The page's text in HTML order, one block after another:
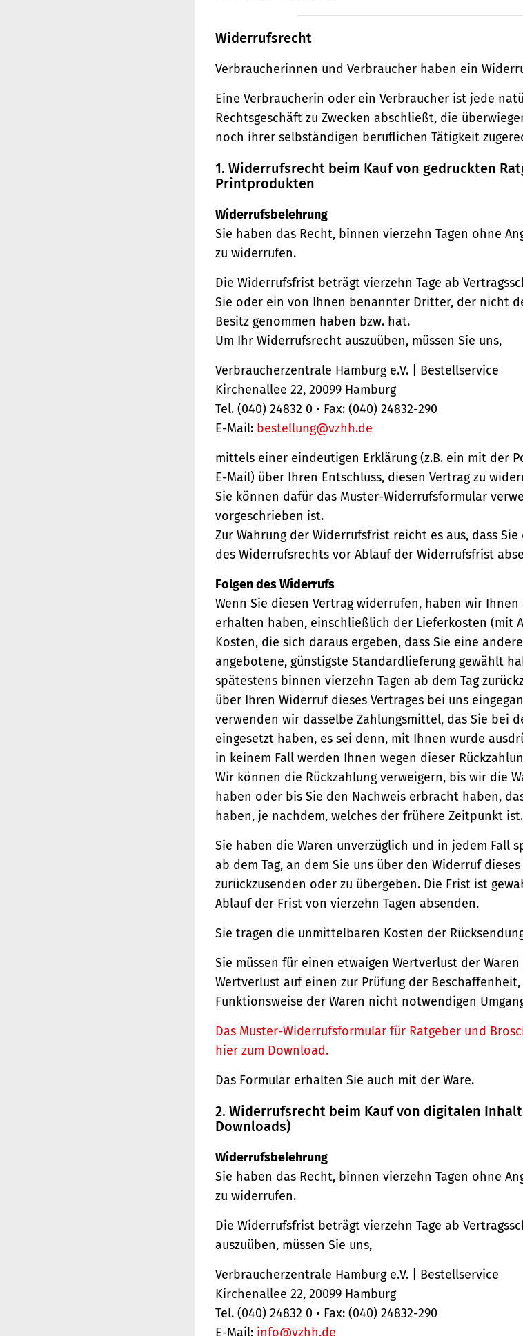
Widerrufsrecht
Verbraucherinnen und Verbraucher haben ein
Eine Verbraucherin oder ein Verbraucher ist jede
Rechtsgeschäft zu Zwecken abschließt, die
noch ihrer selbständigen beruflichen Tätigkeit
1. Widerrufsrecht beim Kauf von gedruckten
Printprodukten
Widerrufsbelehrung
Sie haben das Recht, binnen vierzehn Tagen ohne
zu widerrufen.
Die Widerrufsfrist beträgt vierzehn Tage ab
Sie oder ein von Ihnen benannter Dritter, der nicht
Besitz genommen haben bzw. hat.
Um Ihr Widerrufsrecht auszuüben, müssen Sie uns,
Verbraucherzentrale Hamburg e.V. | Bestellservice
Kirchenallee 22, 20099 Hamburg
Tel. (040) 24832 0 • Fax: (040) 24832-290
E-Mail: bestellung@vzhh.de
mittels einer eindeutigen Erklärung (z.B. ein mit der
E-Mail) über Ihren Entschluss, diesen Vertrag zu
Sie können dafür das Muster-Widerrufsformular
vorgeschrieben ist.
Zur Wahrung der Widerrufsfrist reicht es aus, dass
des Widerrufsrechts vor Ablauf der Widerrufsfrist
Folgen des Widerrufs
Wenn Sie diesen Vertrag widerrufen, haben wir
erhalten haben, einschließlich der Lieferkosten (mit
Kosten, die sich daraus ergeben, dass Sie eine
angebotene, günstigste Standardlieferung gewählt
spätestens binnen vierzehn Tagen ab dem Tag
über Ihren Widerruf dieses Vertrages bei uns
verwenden wir dasselbe Zahlungsmittel, das Sie bei
eingesetzt haben, es sei denn, mit Ihnen wurde
in keinem Fall werden Ihnen wegen dieser
Wir können die Rückzahlung verweigern, bis wir die
haben oder bis Sie den Nachweis erbracht haben,
haben, je nachdem, welches der frühere Zeitpunkt ist.
Sie haben die Waren unverzüglich und in jedem Fall
ab dem Tag, an dem Sie uns über den Widerruf
zurückzusenden oder zu übergeben. Die Frist ist
Ablauf der Frist von vierzehn Tagen absenden.
Sie tragen die unmittelbaren Kosten der
Sie müssen für einen etwaigen Wertverlust der
Wertverlust auf einen zur Prüfung der
Funktionsweise der Waren nicht notwendigen
Das Muster-Widerrufsformular für Ratgeber und
hier zum Download.
Das Formular erhalten Sie auch mit der Ware.
2. Widerrufsrecht beim Kauf von digitalen
Downloads)
Widerrufsbelehrung
Sie haben das Recht, binnen vierzehn Tagen ohne
zu widerrufen.
Die Widerrufsfrist beträgt vierzehn Tage ab
auszuüben, müssen Sie uns,
Verbraucherzentrale Hamburg e.V. | Bestellservice
Kirchenallee 22, 20099 Hamburg
Tel. (040) 24832 0 • Fax: (040) 24832-290
E-Mail: info@vzhh.de